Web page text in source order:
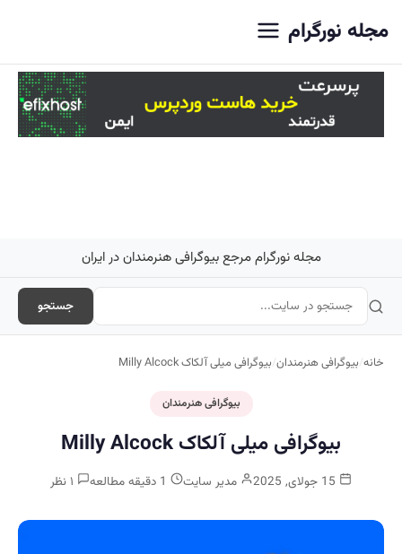
مجله نورگرام
مجله نورگرام مرجع بیوگرافی هنرمندان در ایران
جستجو
خانه/بیوگرافی هنرمندان/بیوگرافی میلی آلکاک Milly Alcock
بیوگرافی هنرمندان
بیوگرافی میلی آلکاک Milly Alcock
مدیر سایت